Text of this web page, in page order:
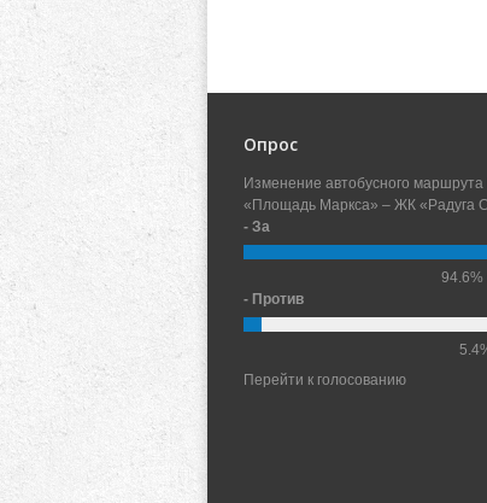
Опрос
Изменение автобусного
«Площадь Маркса» – ЖК «Радуга
- За
94.6%
- Против
Перейти к голосованию